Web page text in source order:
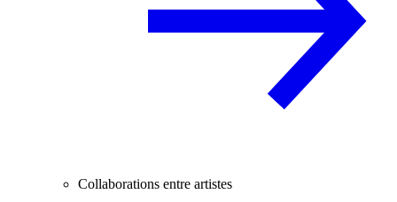
Collaborations entre artistes